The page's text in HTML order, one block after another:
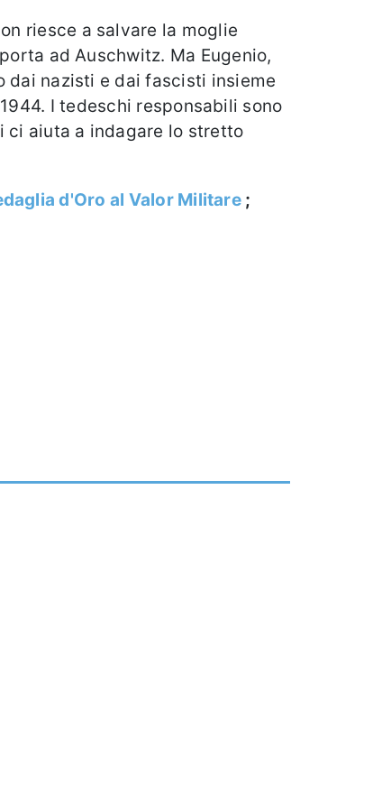
riesce a salvare la moglie
ad Auschwitz. Ma Eugenio,
dai nazisti e dai fascisti insieme
I tedeschi responsabili sono
ci aiuta a indagare lo stretto
d'Oro al Valor Militare;